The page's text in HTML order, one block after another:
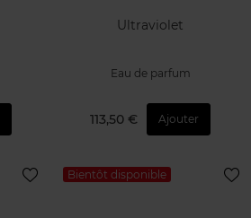
Ultraviolet
Eau de parfum
113,50 € Ajouter
Bientôt disponible